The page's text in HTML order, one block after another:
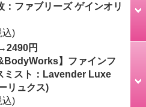
：ファブリーズ ゲインオリ
込)
円
】ファインフ
ミスト：Lavender Luxe
リュクス)
込)